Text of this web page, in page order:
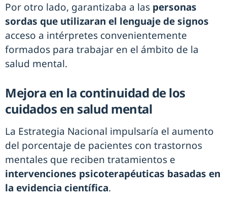
Por otro lado, garantizaba a las personas
sordas que utilizaran el lenguaje de signos
acceso a intérpretes convenientemente
formados para trabajar en el ámbito de la
salud mental.
Mejora en la continuidad de los
cuidados en salud mental
La Estrategia Nacional impulsaría el aumento
del porcentaje de pacientes con trastornos
mentales que reciben tratamientos e
intervenciones psicoterapéuticas basadas en
la evidencia científica.